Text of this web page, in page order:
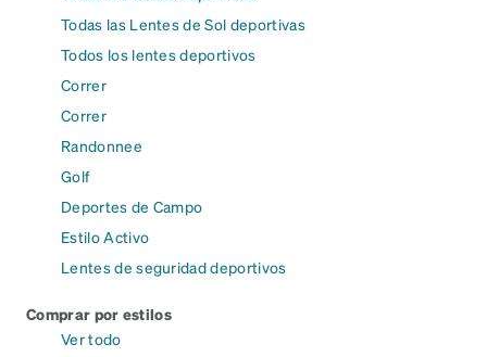
Todas las Lentes de Sol deportivas
Todos los lentes deportivos
Correr
Correr
Randonnee
Golf
Deportes de Campo
Estilo Activo
Lentes de seguridad deportivos
Comprar por estilos
Ver todo